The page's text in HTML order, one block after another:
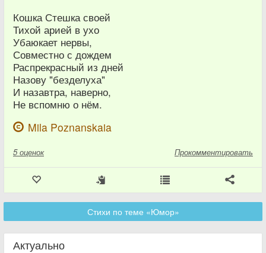
Кошка Стешка своей
Тихой арией в ухо
Убаюкает нервы,
Совместно с дождем
Распрекрасный из дней
Назову "безделуха"
И назавтра, наверно,
Не вспомню о нём.
Mila Poznanskaia
5 оценок Прокомментировать
Стихи по теме «Юмор»
Актуально